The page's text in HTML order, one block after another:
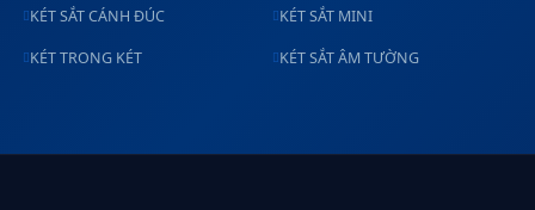
KÉT SẮT CÁNH ĐÚC KÉT SẮT MINI
KÉT TRONG KÉT KÉT SẮT ÂM TƯỜNG